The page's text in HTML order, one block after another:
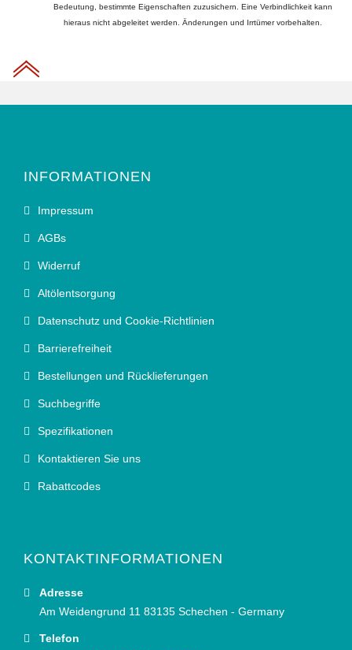
Bedeutung, bestimmte Eigenschaften zuzusichern. Eine Verbindlichkeit kann
hieraus nicht abgeleitet werden. Änderungen und Irrtümer vorbehalten.
INFORMATIONEN
Impressum
AGBs
Widerruf
Altölentsorgung
Datenschutz und Cookie-Richtlinien
Barrierefreiheit
Bestellungen und Rücklieferungen
Suchbegriffe
Spezifikationen
Kontaktieren Sie uns
Rabattcodes
KONTAKTINFORMATIONEN
Adresse
Am Weidengrund 11 83135 Schechen - Germany
Telefon